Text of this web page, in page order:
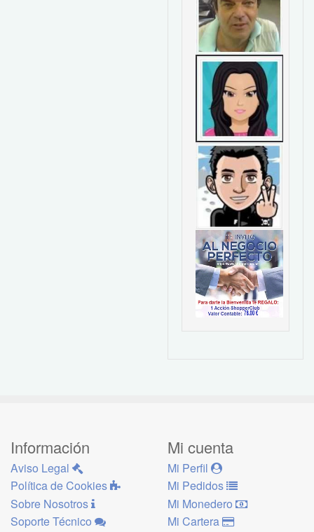
Información
Aviso Legal
Política de Cookies
Sobre Nosotros
Soporte Técnico
Mi cuenta
Mi Perfil
Mi Pedidos
Mi Monedero
Mi Cartera